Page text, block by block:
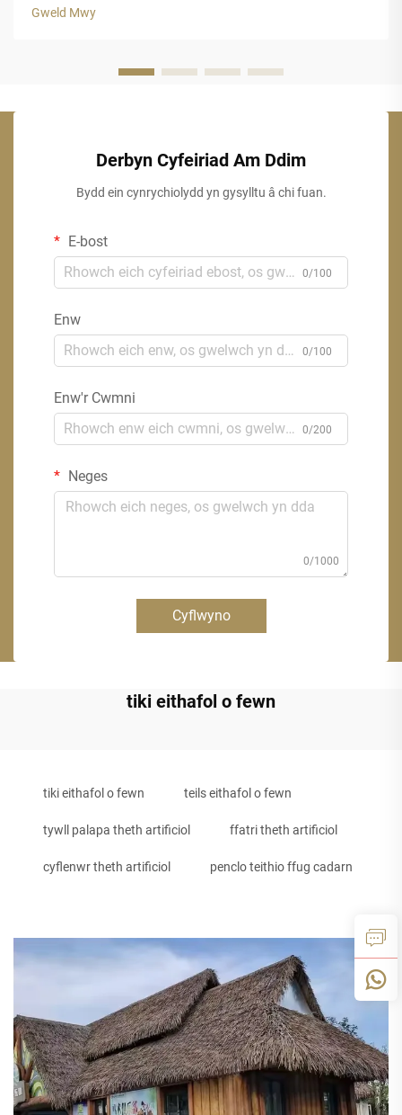
ymddangosiad awdurhaol y traddodiad...
Gweld Mwy
Derbyn Cyfeiriad Am Ddim
Bydd ein cynrychiolydd yn gysylltu â chi fuan.
E-bost
0/100
Enw
0/100
Enw'r Cwmni
0/200
Neges
0/1000
Cyflwyno
tiki eithafol o fewn
tiki eithafol o fewn teils eithafol o fewn
tywll palapa theth artificiol ffatri theth artificiol
cyflenwr theth artificiol penclo teithio ffug cadarn